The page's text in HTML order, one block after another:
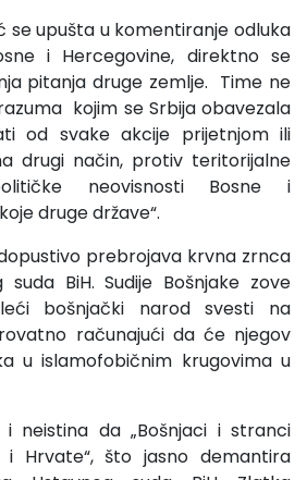
se upušta u komentiranje odluka
i Hercegovine, direktno se
pitanja druge zemlje. Time ne
kojim se Srbija obavezala
od svake akcije prijetnjom ili
drugi način, protiv teritorijalne
neovisnosti Bosne i
druge države“.
prebrojava krvna zrnca
suda BiH. Sudije Bošnjake zove
bošnjački narod svesti na
računajući da će njegov
u islamofobičnim krugovima u
neistina da „Bošnjaci i stranci
i Hrvate“, što jasno demantira